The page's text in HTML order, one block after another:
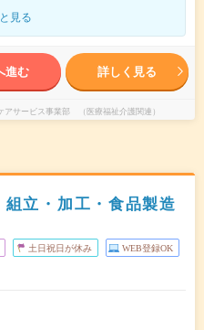
見る
進む 詳しく見る
サービス事業部 （医療福祉介護関連）
組立・加工・食品製造
土日祝日が休み WEB登録OK